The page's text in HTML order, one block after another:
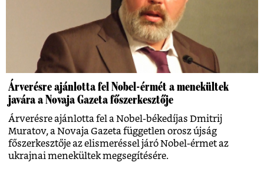
Árverésre ajánlotta fel Nobel-érmét a menekültek
javára a Novaja Gazeta főszerkesztője
Árverésre ajánlotta fel a Nobel-békedíjas Dmitrij
Muratov, a Novaja Gazeta független orosz újság
főszerkesztője az elismeréssel járó Nobel-érmet az
ukrajnai menekültek megsegítésére.